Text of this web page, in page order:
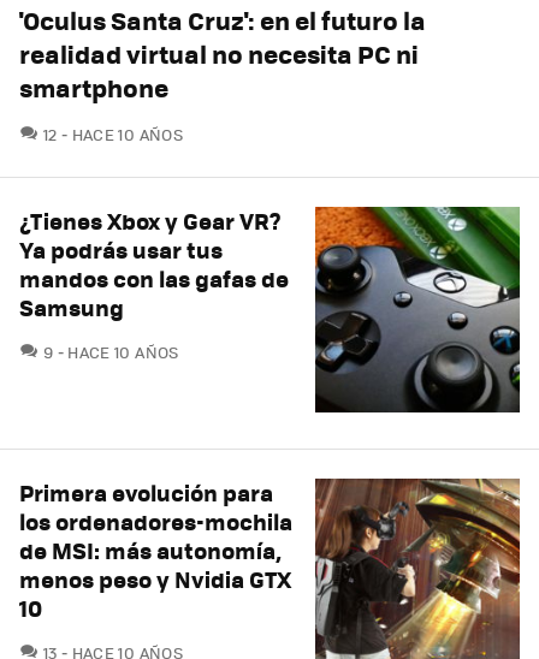
'Oculus Santa Cruz': en el futuro la
realidad virtual no necesita PC ni
smartphone
12 COMENTARIOS
HACE 10 AÑOS
¿Tienes Xbox y Gear VR?
Ya podrás usar tus
mandos con las gafas de
Samsung
9 COMENTARIOS
HACE 10 AÑOS
Primera evolución para
los ordenadores-mochila
de MSI: más autonomía,
menos peso y Nvidia GTX
10
13 COMENTARIOS
HACE 10 AÑOS